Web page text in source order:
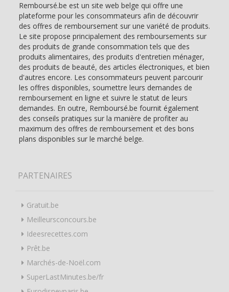
Remboursé.be est un site web belge qui offre une
plateforme pour les consommateurs afin de découvrir
des offres de remboursement sur une variété de produits.
Le site propose principalement des remboursements sur
des produits de grande consommation tels que des
produits alimentaires, des produits d'entretien ménager,
des produits de beauté, des articles électroniques, et bien
d'autres encore. Les consommateurs peuvent parcourir
les offres disponibles, soumettre leurs demandes de
remboursement en ligne et suivre le statut de leurs
demandes. En outre, Remboursé.be fournit également
des conseils pratiques sur la manière de profiter au
maximum des offres de remboursement et des bons
plans disponibles sur le marché belge.
PARTENAIRES
Gratuit.be
Meilleursconcours.be
Ideesrecettes.com
Prêt.be
Marchés-de-Noël.com
SuperLastMinutes.be/fr